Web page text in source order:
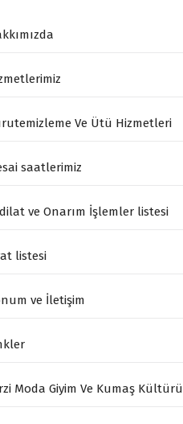
Ve Ütü Hizmetleri
saatlerimiz
ve Onarım İşlemler listesi
listesi
ve İletişim
Moda Giyim Ve Kumaş Kültürü